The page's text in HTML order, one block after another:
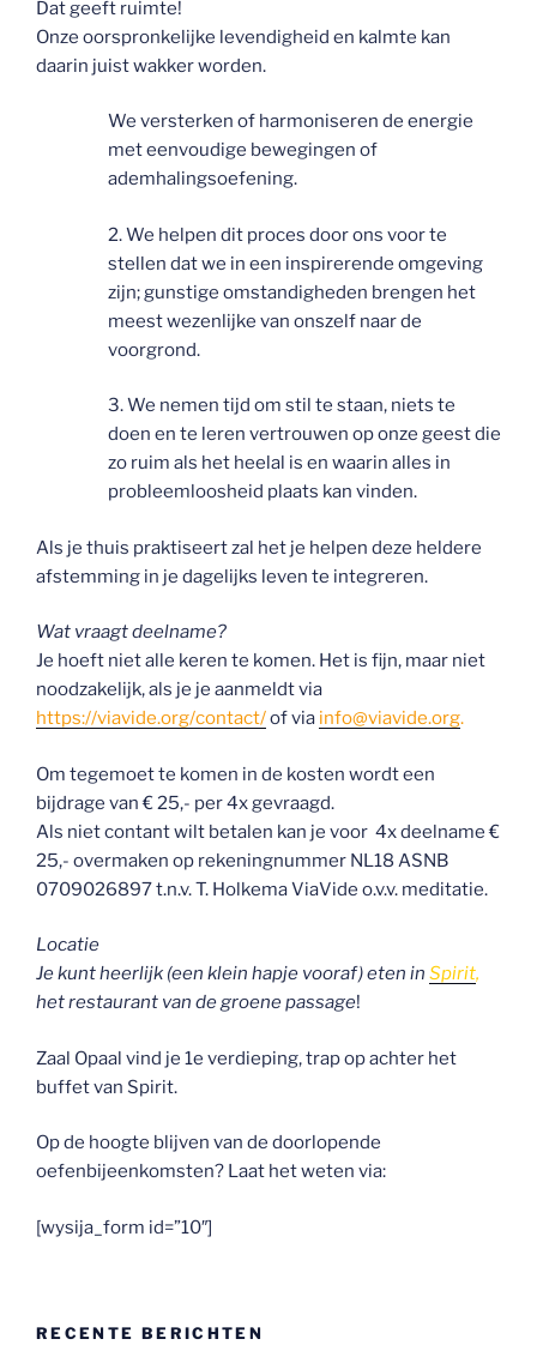
Dat geeft ruimte!
Onze oorspronkelijke levendigheid en kalmte kan
daarin juist wakker worden.
We versterken of harmoniseren de energie
met eenvoudige bewegingen of
ademhalingsoefening.
2. We helpen dit proces door ons voor te
stellen dat we in een inspirerende omgeving
zijn; gunstige omstandigheden brengen het
meest wezenlijke van onszelf naar de
voorgrond.
3. We nemen tijd om stil te staan, niets te
doen en te leren vertrouwen op onze geest die
zo ruim als het heelal is en waarin alles in
probleemloosheid plaats kan vinden.
Als je thuis praktiseert zal het je helpen deze heldere
afstemming in je dagelijks leven te integreren.
Wat vraagt deelname?
Je hoeft niet alle keren te komen. Het is fijn, maar niet
noodzakelijk, als je je aanmeldt via
https://viavide.org/contact/of via info@viavide.org.
Om tegemoet te komen in de kosten wordt een
bijdrage van € 25,- per 4x gevraagd.
Als niet contant wilt betalen kan je voor 4x deelname €
25,- overmaken op rekeningnummer NL18 ASNB
0709026897 t.n.v. T. Holkema ViaVide o.v.v. meditatie.
Locatie
Je kunt heerlijk (een klein hapje vooraf) eten in Spirit,
het restaurant van de groene passage!
Zaal Opaal vind je 1e verdieping, trap op achter het
buffet van Spirit.
Op de hoogte blijven van de doorlopende
oefenbijeenkomsten? Laat het weten via:
[wysija_form id=”10″]
RECENTE BERICHTEN